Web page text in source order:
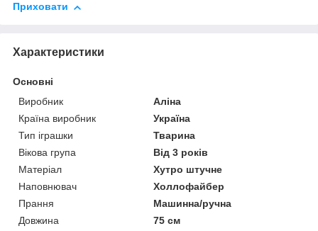
Приховати
Характеристики
Основні
Виробник
Аліна
Країна виробник
Україна
Тип іграшки
Тварина
Вікова група
Від 3 років
Матеріал
Хутро штучне
Наповнювач
Холлофайбер
Прання
Машинна/ручна
Довжина
75 см